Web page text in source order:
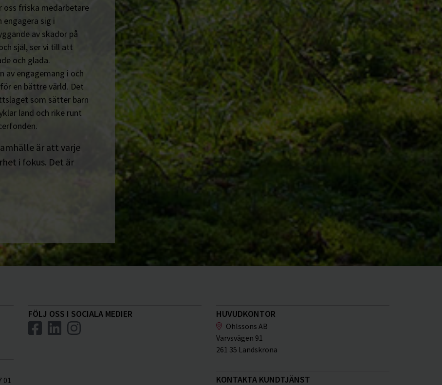
oss friska medarbetare
sig i
av skador på
själ, ser vi till att
och glada.
av engagemang i och
en bättre värld. Det
som sätter barn
land och rike runt
är att varje
i fokus. Det är
01
FÖLJ OSS I SOCIALA MEDIER HUVUDKONTOR
Ohlssons AB
Varvsvägen 91
261 35 Landskrona
KONTAKTA KUNDTJÄNST